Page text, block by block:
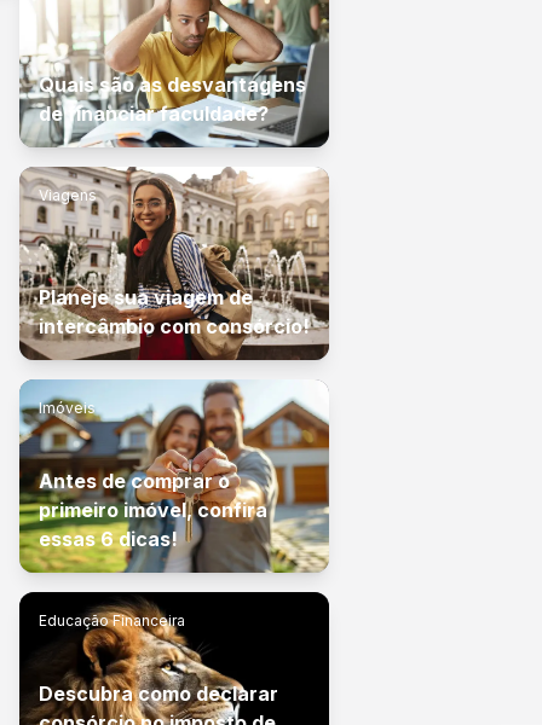
Quais são as desvantagens
de financiar faculdade?
Viagens
Planeje sua viagem de
intercâmbio com consórcio!
Imóveis
Antes de comprar o
primeiro imóvel, confira
essas 6 dicas!
Educação Financeira
Descubra como declarar